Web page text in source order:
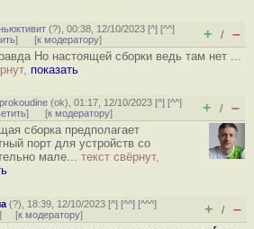
(?), 00:38, 12/10/2023 [^] [^^]
] [к модератору] + / –
Но настоящей сборки ведь там нет ...
показать
prokoudine (ok), 01:17, 12/10/2023 [^] [^^]
] [к модератору] + / –
сборка предполагает
порт для устройств со
мале... текст свёрнут,
(?), 18:39, 12/10/2023 [^] [^^] [^^^]
] [к модератору] + / –